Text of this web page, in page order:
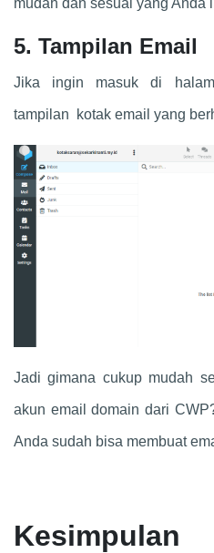
mudah dan sesuai yang Anda
5. Tampilan Email
Jika ingin masuk di
tampilan kotak email yang
Jadi gimana cukup mudah
akun email domain dari
Anda sudah bisa membuat
Kesimpulan